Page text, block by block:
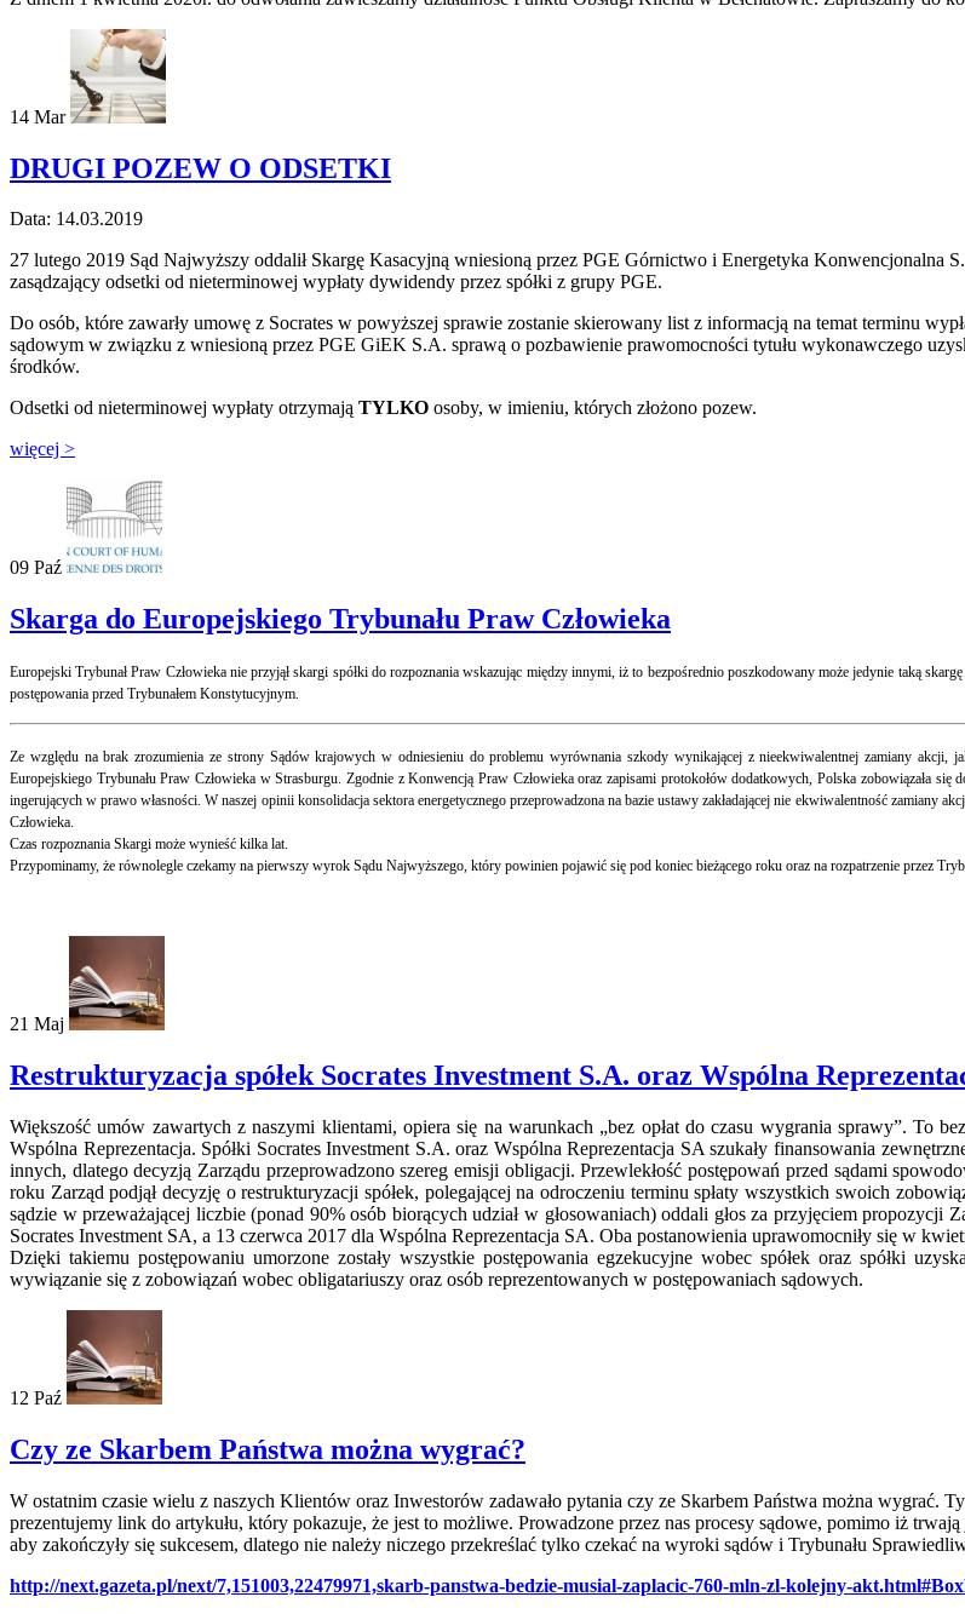
14 Mar
DRUGI POZEW O ODSETKI
Data: 14.03.2019
27 lutego 2019 Sąd Najwyższy oddalił Skargę Kasacyjną wniesioną przez PGE Górnictwo i Energetyka
zasądzający odsetki od nieterminowej wypłaty dywidendy przez spółki z grupy PGE.
Do osób, które zawarły umowę z Socrates w powyższej sprawie zostanie skierowany list z informacją na temat terminu
sądowym w związku z wniesioną przez PGE GiEK S.A. sprawą o pozbawienie prawomocności tytułu wykonawczego
środków.
Odsetki od nieterminowej wypłaty otrzymają TYLKO osoby, w imieniu, których złożono pozew.
więcej >
09 Paź
Skarga do Europejskiego Trybunału Praw Człowieka
Europejski Trybunał Praw Człowieka nie przyjął skargi spółki do rozpoznania wskazując między innymi, iż to bezpośrednio poszkodowany może jedynie taką
postępowania przed Trybunałem Konstytucyjnym.
Ze względu na brak zrozumienia ze strony Sądów krajowych w odniesieniu do problemu wyrównania szkody wynikającej z nieekwiwalentnej zamiany akcji,
Europejskiego Trybunału Praw Człowieka w Strasburgu. Zgodnie z Konwencją Praw Człowieka oraz zapisami protokołów dodatkowych, Polska zobowiązała
ingerujących w prawo własności. W naszej opinii konsolidacja sektora energetycznego przeprowadzona na bazie ustawy zakładającej nie ekwiwalentność zamiany
Człowieka.
Czas rozpoznania Skargi może wynieść kilka lat.
Przypominamy, że równolegle czekamy na pierwszy wyrok Sądu Najwyższego, który powinien pojawić się pod koniec bieżącego roku oraz na rozpatrzenie przez
21 Maj
Restrukturyzacja spółek Socrates Investment S.A. oraz Wspólna
Większość umów zawartych z naszymi klientami, opiera się na warunkach „bez opłat do czasu wygrania sprawy”. To
Wspólna Reprezentacja. Spółki Socrates Investment S.A. oraz Wspólna Reprezentacja SA szukały finansowania
innych, dlatego decyzją Zarządu przeprowadzono szereg emisji obligacji. Przewlekłość postępowań przed sądami
roku Zarząd podjął decyzję o restrukturyzacji spółek, polegającej na odroczeniu terminu spłaty wszystkich swoich
sądzie w przeważającej liczbie (ponad 90% osób biorących udział w głosowaniach) oddali głos za przyjęciem propozycji
Socrates Investment SA, a 13 czerwca 2017 dla Wspólna Reprezentacja SA. Oba postanowienia uprawomocniły się w
Dzięki takiemu postępowaniu umorzone zostały wszystkie postępowania egzekucyjne wobec spółek oraz spółki
wywiązanie się z zobowiązań wobec obligatariuszy oraz osób reprezentowanych w postępowaniach sądowych.
12 Paź
Czy ze Skarbem Państwa można wygrać?
W ostatnim czasie wielu z naszych Klientów oraz Inwestorów zadawało pytania czy ze Skarbem Państwa można wygrać.
prezentujemy link do artykułu, który pokazuje, że jest to możliwe. Prowadzone przez nas procesy sądowe, pomimo iż trwają
aby zakończyły się sukcesem, dlatego nie należy niczego przekreślać tylko czekać na wyroki sądów i Trybunału
http://next.gazeta.pl/next/7,151003,22479971,skarb-panstwa-bedzie-musial-zaplacic-760-mln-zl-kolejny-